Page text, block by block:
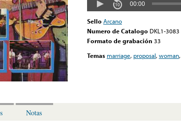
00:00
Sello Arcano
Numero de Catalogo DKL1-3083
Formato de grabación 33
Temas marriage, proposal,woman,
Notas